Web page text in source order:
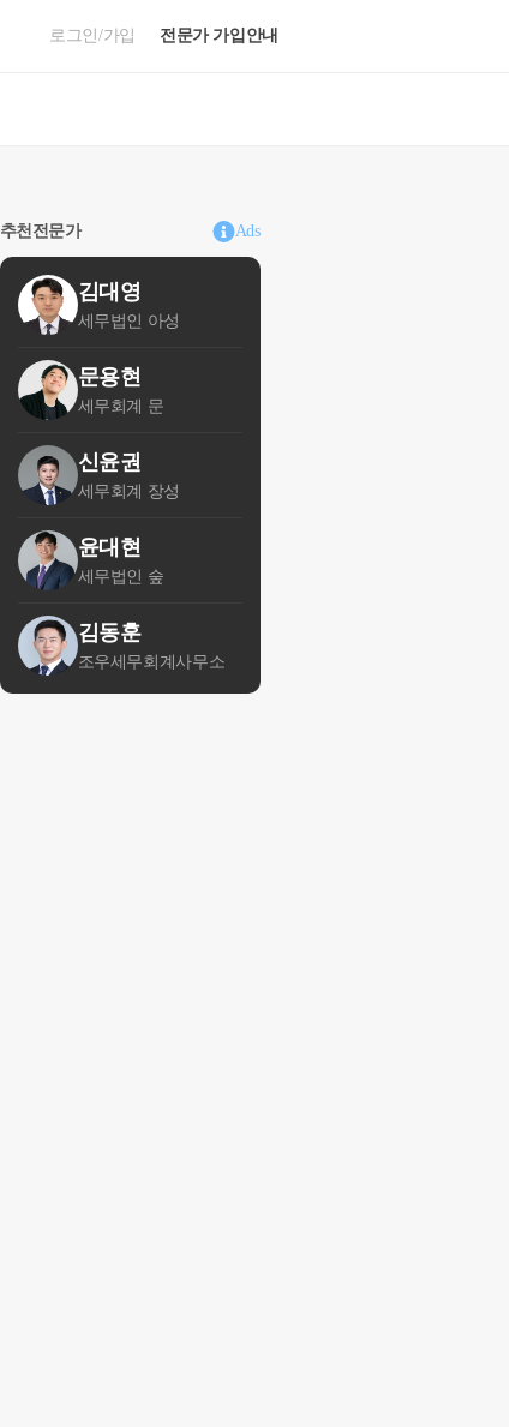
로그인/가입 전문가 가입안내
추천전문가 Ads
김대영
세무법인 아성
문용현
세무회계 문
신윤권
세무회계 장성
윤대현
세무법인 숲
김동훈
조우세무회계사무소